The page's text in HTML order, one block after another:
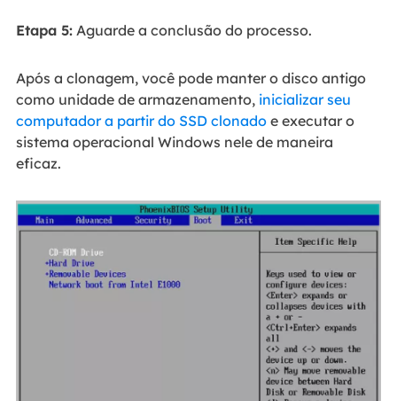
Etapa 5:Aguarde a conclusão do processo.
Após a clonagem, você pode manter o disco antigo
como unidade de armazenamento, inicializar seu
computador a partir do SSD clonadoe executar o
sistema operacional Windows nele de maneira
eficaz.